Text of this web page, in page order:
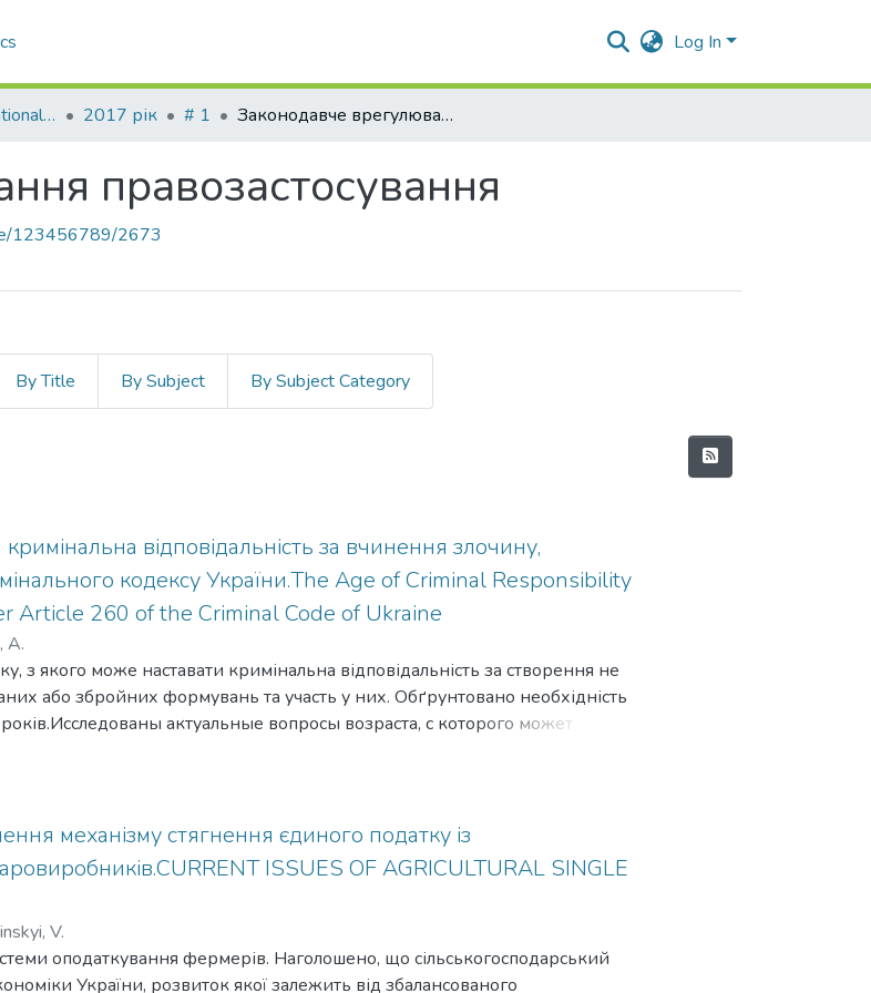
Log In
Law Journal of the National Academy of Internal Affairs 2017 рік # 1 Законодавче врегулювання правозастосування
правозастосування
123456789/2673
By Title By Subject By Subject Category
відповідальність за вчинення злочину,
кодексу України.The Age of Criminal Responsibility
Article 260 of the Criminal Code of Ukraine
A.
з якого може наставати кримінальна відповідальність за створення не
або збройних формувань та участь у них. Обґрунтовано необхідність
актуальные вопросы возраста, с которого может
за создание не предусмотренных законом военизированных или
responsibility arising from creation and participation in illegal militarized and
foreign legislation are studied in the article. The necessity of age decreasing from
механізму стягнення єдиного податку із
ISSUES OF AGRICULTURAL SINGLE
V.
оподаткування фермерів. Наголошено, що сільськогосподарський
України, розвиток якої залежить від збалансованого